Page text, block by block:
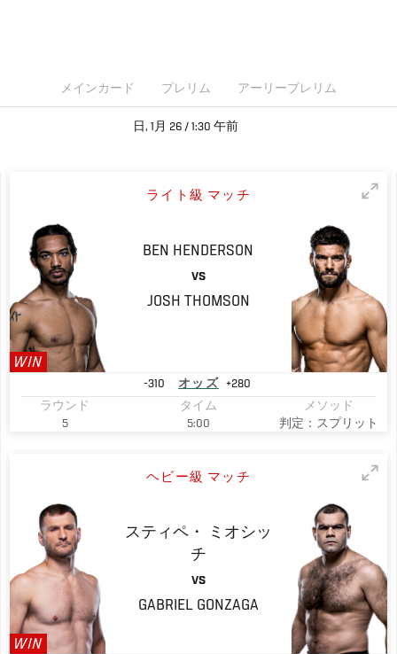
メインカード プレリム アーリープレリム
日, 1月 26 / 1:30 午前
ライト級 マッチ
WIN
BEN HENDERSON
VS
JOSH THOMSON
-310 オッズ
+280
ラウンド
5
タイム
5:00
メソッド
判定：スプリット
ヘビー級 マッチ
WIN
スティペ・
ミオシッ
チ
VS
GABRIEL GONZAGA